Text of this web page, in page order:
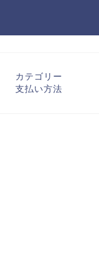
カテゴリー
支払い方法